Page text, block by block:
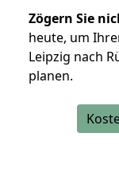
Zögern Sie
heute, um
Leipzig nach
planen.